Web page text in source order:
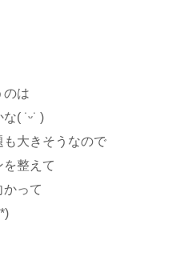
のは
( ˙ᵕ​˙ )
大きそうなので
整えて
って